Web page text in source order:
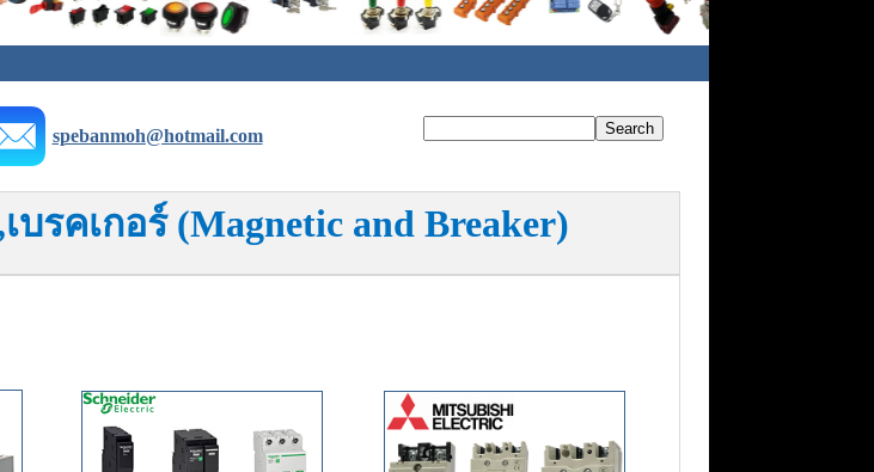
spebanmoh@hotmail.com
บรคเกอร์ (Magnetic and Breaker)